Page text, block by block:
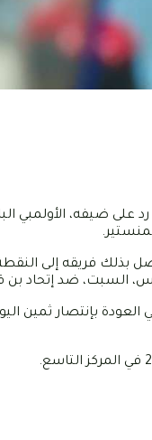
الأولى، الإتحاد الرياضي المنستيري، اليوم، الأحد 9 مارس 2025، بهدف دون رد على
السبت، ضد إتحاد بن
بإنتصار ثمين